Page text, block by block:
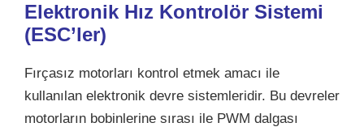
Elektronik Hız Kontrolör Sistemi
(ESC’ler)
Fırçasız motorları kontrol etmek amacı ile
kullanılan elektronik devre sistemleridir. Bu devreler
motorların bobinlerine sırası ile PWM dalgası